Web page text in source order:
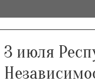
3 июля